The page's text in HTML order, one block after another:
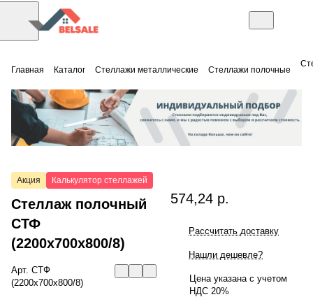
Главная Каталог Стеллажи металлические Стеллажи полочные
Акция Калькулятор стеллажей
Стеллаж полочный
СТФ
(2200x700x800/8)
Арт. СТФ
(2200x700x800/8)
574,24 р.
Рассчитать доставку
Нашли дешевле?
Цена указана с учетом
НДС 20%